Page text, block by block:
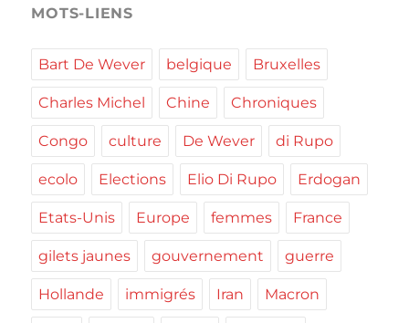
MOTS-LIENS
Bart De Wever belgique Bruxelles
Charles Michel Chine Chroniques
Congo culture De Wever di Rupo
ecolo Elections Elio Di Rupo Erdogan
Etats-Unis Europe femmes France
gilets jaunes gouvernement guerre
Hollande immigrés Iran Macron